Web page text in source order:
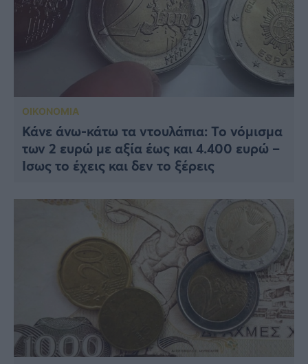
ΟΙΚΟΝΟΜΙΑ
Κάνε άνω-κάτω τα ντουλάπια: Το νόμισμα
των 2 ευρώ με αξία έως και 4.400 ευρώ –
Ίσως το έχεις και δεν το ξέρεις